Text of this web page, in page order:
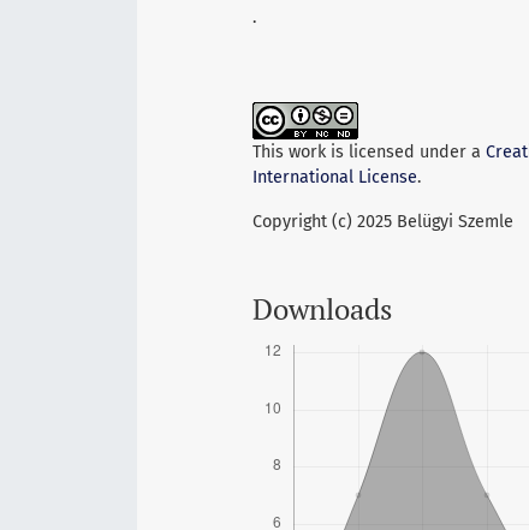
.
This work is licensed under a
International License.
Copyright (c) 2025 Belügyi Szemle
Downloads